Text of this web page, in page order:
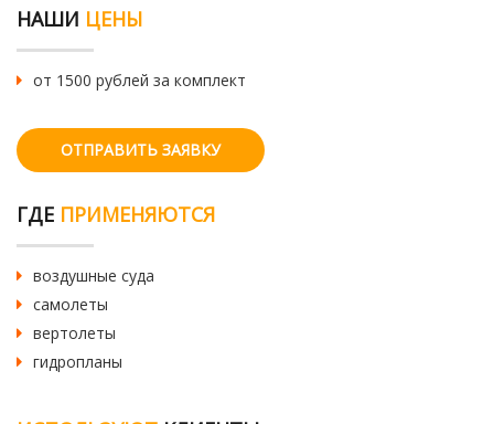
НАШИ ЦЕНЫ
от 1500 рублей за комплект
ОТПРАВИТЬ ЗАЯВКУ
ГДЕ ПРИМЕНЯЮТСЯ
воздушные суда
самолеты
вертолеты
гидропланы